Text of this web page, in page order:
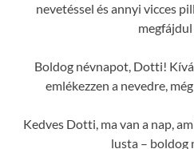
nevetéssel és annyi vicces
Boldog névnapot, Dotti!
emlékezzen a nevedre,
Kedves Dotti, ma van a nap,
lusta – boldog